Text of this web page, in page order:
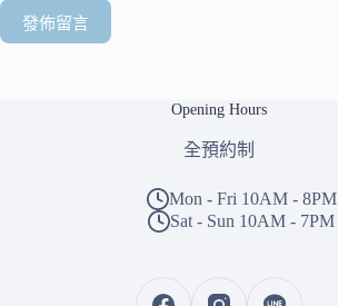
發佈留言
Opening Hours
全預約制
Mon - Fri 10AM - 8PM
Sat - Sun 10AM - 7PM